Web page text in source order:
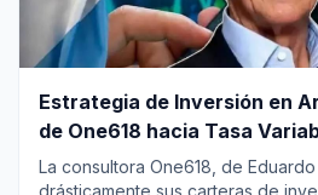
cotización, al menos
rango de equilibrio entre $1.400 y
Estrategia de Inversión en
de One618 hacia Tasa
Contexto de Nueva
La consultora One618, de
drásticamente sus carteras de